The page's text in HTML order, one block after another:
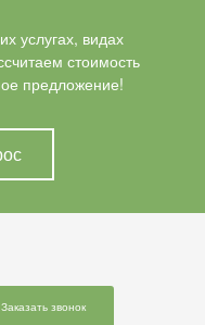
услугах, видах
стоимость
предложение!
Заказать звонок